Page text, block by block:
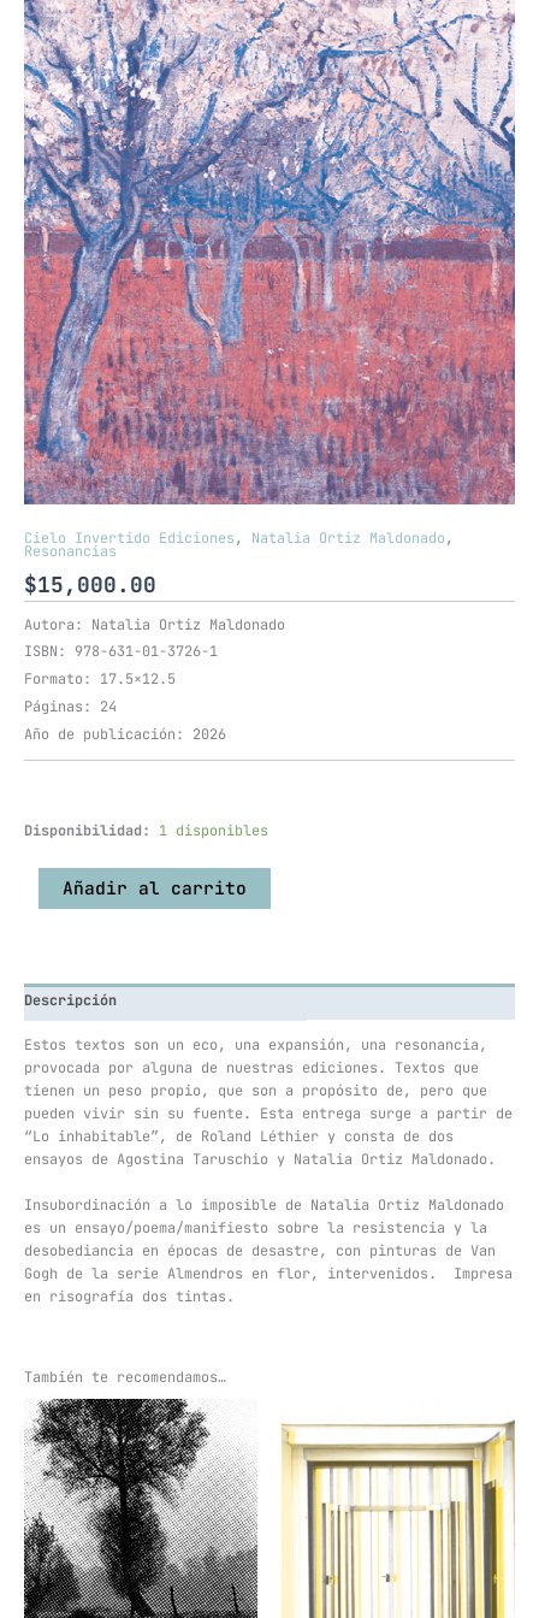
Cielo Invertido Ediciones, Natalia Ortiz Maldonado,
Resonancias
$15,000.00
Autora: Natalia Ortiz Maldonado
ISBN: 978-631-01-3726-1
Formato: 17.5×12.5
Páginas: 24
Año de publicación: 2026
Disponibilidad: 1 disponibles
Añadir al carrito
Descripción
Estos textos son un eco, una expansión, una resonancia,
provocada por alguna de nuestras ediciones. Textos que
tienen un peso propio, que son a propósito de, pero que
pueden vivir sin su fuente. Esta entrega surge a partir de
“Lo inhabitable”, de Roland Léthier y consta de dos
ensayos de Agostina Taruschio y Natalia Ortiz Maldonado.
Insubordinación a lo imposible de Natalia Ortiz Maldonado
es un ensayo/poema/manifiesto sobre la resistencia y la
desobediancia en épocas de desastre, con pinturas de Van
Gogh de la serie Almendros en flor, intervenidos. Impresa
en risografía dos tintas.
También te recomendamos…